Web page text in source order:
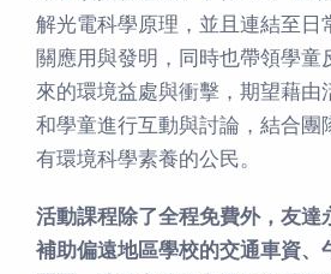
解光電科學原理，並且連結至日
關應用與發明，同時也帶領學童
來的環境益處與衝擊，期望藉由
和學童進行互動與討論，結合團
有環境科學素養的公民。
活動課程除了全程免費外，友達
補助偏遠地區學校的交通車資、